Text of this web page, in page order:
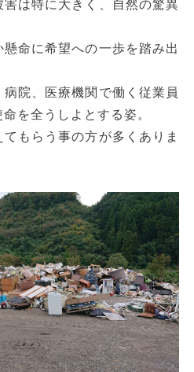
は特に大きく、自然の驚異
命に希望への一歩を踏み出
院、医療機関で働く従業員
を全うしよとする姿。
もらう事の方が多くありま